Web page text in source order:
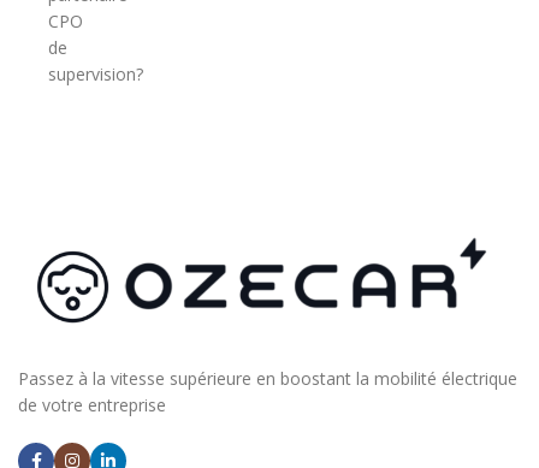
CPO
de
supervision?
Passez à la vitesse supérieure en boostant la mobilité électrique
de votre entreprise